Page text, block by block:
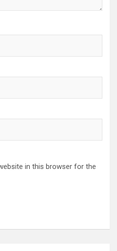
in this browser for the